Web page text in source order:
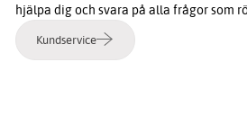
hjälpa dig och svara på alla frågor som
Kundservice